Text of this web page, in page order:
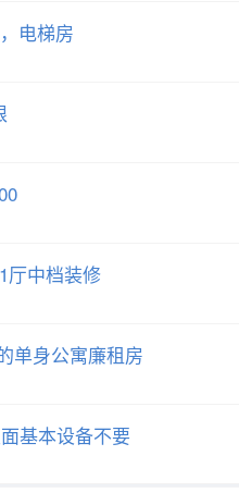
电梯房
厅中档装修
单身公寓廉租房
基本设备不要